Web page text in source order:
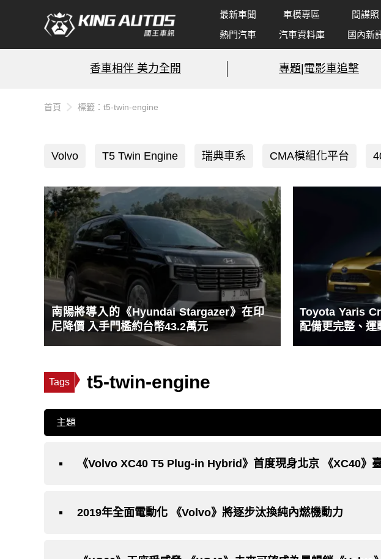
最新車聞 車模專區 間諜照
熱門汽車
汽車資料庫 國內新
香車相伴 美力全開 專題|電影車追擊
首頁 標籤：t5-twin-engine
Volvo T5 Twin Engine 瑞典車系 CMA模組化平台
南陽將導入的《Hyundai Stargazer》在印
尼降價 入手門檻約台幣43.2萬元
Toyota Yaris
配備更完整、運
Tags t5-twin-engine
主題
《Volvo XC40 T5 Plug-in Hybrid》首度現身北京 《XC40》
2019年全面電動化 《Volvo》將逐步汰換純內燃機動力